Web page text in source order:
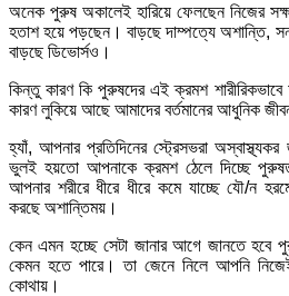
অনেক পুরুষ অকালেই হারিয়ে ফেলছেন নিজের
হতাশ হয়ে পড়ছেন। বাড়ছে দাম্পত্যে অশান্তি,
বাড়ছে ডিভোর্সও।
কিন্তু কারণ কি পুরুষদের এই ক্রমশ শারীরিকভাবে
কারণ লুকিয়ে আছে আমাদের বর্তমানের আধুনিক
হ্যাঁ, আপনার প্রতিদিনের স্ট্রেসভরা
ভুলই হয়তো আপনাকে ক্রমশ ঠেলে দিচ্ছে
আপনার শরীরে ধীরে ধীরে কমে যাচ্ছে যৌ/ন
করছে অশান্তিময়।
কেন এমন হচ্ছে সেটা জানার আগে জানতে হবে
কেমন হতে পারে। তা জেনে নিলে আপনি
কোথায়।